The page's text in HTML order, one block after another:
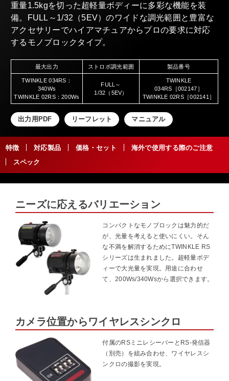
重量1.5kgを切った超軽量ボディーに多彩な機能を装
備。FULL～1/32（5EV）のワイドな調光範囲と豊富な
アクセサリーでハイアマチュアからプロの要求に対応
するモノブロックタイプ。
最大出力 ストロボ調光範囲 製品番号
TWINKLE 034RS：
340Ws
TWINKLE 02RS：200Ws
FULL～
1/32（5EV）
TWINKLE
034RS［002147］
TWINKLE 02RS［002141］
出力用PDF リーフレット マニュアル
特徴 対応製品 価格・セット
海外で使用する際のご注意
スペック
ニーズに応えるバリエーション
コンパクトなモノブロックは魅力的だ
が、光量を考えると使いにくい。そん
な不満を解消するためにTWINKLE RS
シリーズは生まれました。超軽量ボデ
ィーで大光量を実現。用途に合わせ
て、200Ws/340Wsから選択できます。
カメラ位置からワイヤレスシンクロ
付属のRSミニレシーバーとRS-発信器
（別売）を組み合わせ、ワイヤレスシ
ンクロの撮影を実現。